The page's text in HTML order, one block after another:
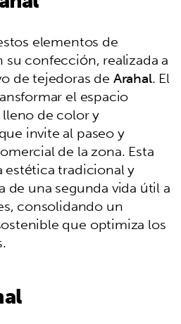
elementos de
confección, realizada a
de tejedoras deArahal. El
el espacio
de color y
invite al paseo y
de la zona. Esta
estética tradicional y
una segunda vida útil a
consolidando un
que optimiza los